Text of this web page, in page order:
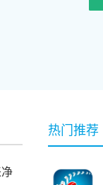
热门推荐